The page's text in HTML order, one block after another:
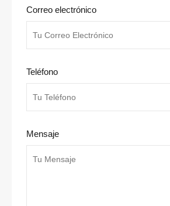
Correo electrónico
Teléfono
Mensaje